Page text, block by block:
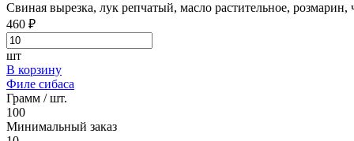
Свиная вырезка, лук репчатый, масло растительное, розмарин,
460 ₽
шт
В корзину
Филе сибаса
Грамм / шт.
100
Минимальный заказ